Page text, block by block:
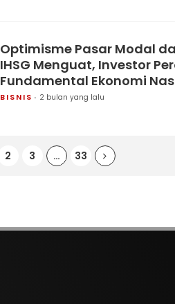
Optimisme Pasar Modal
IHSG Menguat, Investor
Fundamental Ekonomi
BISNIS 2 bulan yang lalu
2 3 … 33